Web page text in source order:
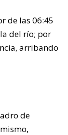
de las 06:45
del río; por
arribando
de